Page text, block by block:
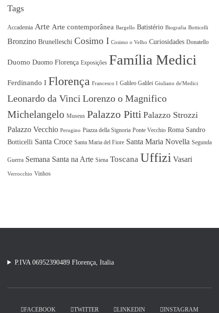
Tags
Accademia Arte Arte contemporânea Bargello Batistério Biografia Botticelli
Bronzino Brunelleschi Cosimo I Cosimo o Velho Curiosidades Donatello
Duomo Duomo Florença Exposições Família Medici
Ferdinando I Florença Francesco I Galileo Galilei Giuliano de'Medici
Leonardo da Vinci Lorenzo o Magnifico
Michelangelo Museus Palazzo Pitti Palazzo Strozzi
Palazzo Vecchio Perugino Piazza della Signoria Ponte Vecchio Roma Sandro
Botticelli Santa Croce Santa Maria del Fiore Santa Maria Novella Segunda
Guerra Semana Santa na Arte Siena Toscana Uffizi Vasari
Verrocchio Vinhos
P.IVA 06952390489 Florença, Italia
FACEBOOK TWITTER LINKEDIN INSTAGRAM